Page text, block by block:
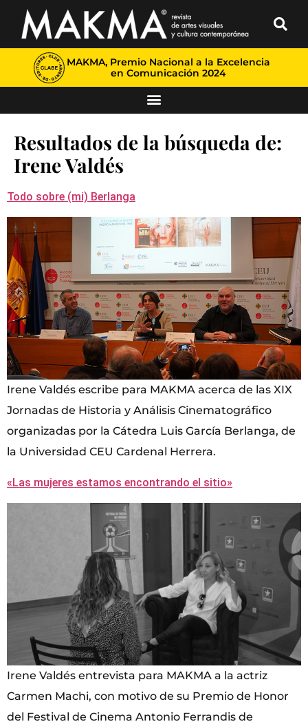
MAKMA, Premio Nacional a la Excelencia
en Comunicación 2024
Resultados de la búsqueda de:
Irene Valdés
Todo sobre (mi) Berlanga
Irene Valdés escribe para MAKMA acerca de las XIX
Jornadas de Historia y Análisis Cinematográfico
organizadas por la Cátedra Luis García Berlanga, de
la Universidad CEU Cardenal Herrera.
«Las mujeres estamos encontrando el sitio»
Irene Valdés entrevista para MAKMA a la actriz
Carmen Machi, con motivo de su Premio de Honor
del Festival de Cinema Antonio Ferrandis de